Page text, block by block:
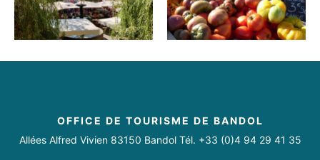
OFFICE DE TOURISME DE BANDOL
Allées Alfred Vivien 83150 Bandol Tél. +33 (0)4 94 29 41 35